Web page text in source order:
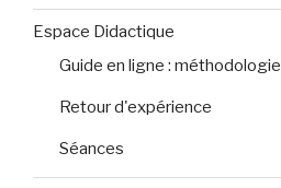
Espace Didactique
Guide en ligne : méthodologie
Retour d'expérience
Séances